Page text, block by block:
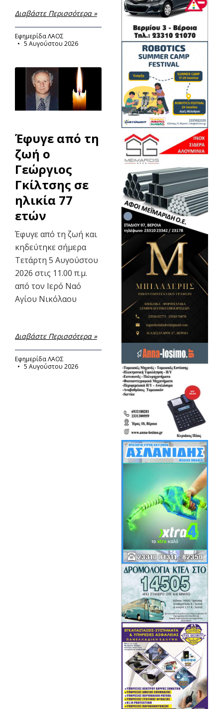
Διαβάστε Περισσότερα »
Εφημερίδα ΛΑΟΣ
5 Αυγούστου 2026
Έφυγε από τη
ζωή ο
Γεώργιος
Γκίλτσης σε
ηλικία 77
ετών
Έφυγε από τη ζωή και
κηδεύτηκε σήμερα
Τετάρτη 5 Αυγούστου
2026 στις 11.00 π.μ.
από τον Ιερό Ναό
Αγίου Νικόλαου
Διαβάστε Περισσότερα »
Εφημερίδα ΛΑΟΣ
5 Αυγούστου 2026